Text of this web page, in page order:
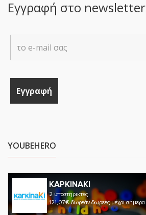
Εγγραφή στο newsletter
YOUBEHERO